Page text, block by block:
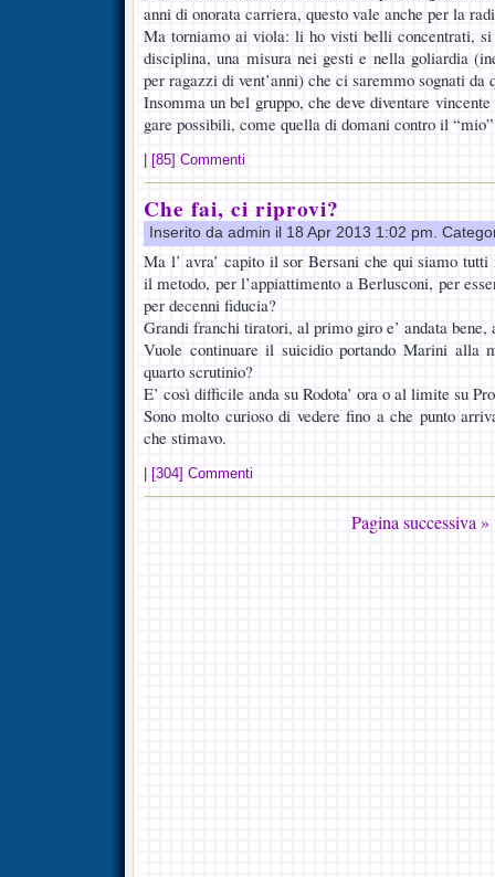
anni di onorata carriera, questo vale anche per la
Ma torniamo ai viola: li ho visti belli concentrati, si
disciplina, una misura nei gesti e nella goliardia
per ragazzi di vent’anni) che ci saremmo sognati da
Insomma un bel gruppo, che deve diventare
gare possibili, come quella di domani contro il
[85] Commenti
Che fai, ci riprovi?
Inserito da admin il 18 Apr 2013 1:02 pm.
Ma l’ avra’ capito il sor Bersani che qui siamo
il metodo, per l’appiattimento a Berlusconi, per
per decenni fiducia?
Grandi franchi tiratori, al primo giro e’ andata bene,
Vuole continuare il suicidio portando Marini alla
quarto scrutinio?
E’ così difficile anda su Rodota’ ora o al limite su
Sono molto curioso di vedere fino a che punto
che stimavo.
[304] Commenti
Pagina successiva »